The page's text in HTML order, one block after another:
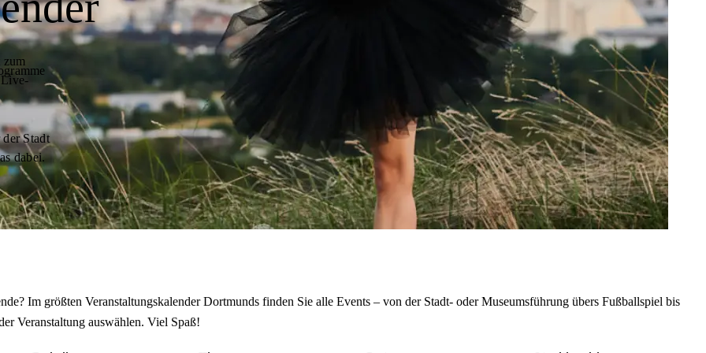
Live-
Stadt
dabei.
Im größten Veranstaltungskalender Dortmunds finden Sie alle Events – von der Stadt- oder Museumsführung übers Fußballspiel bis
Veranstaltung auswählen. Viel Spaß!